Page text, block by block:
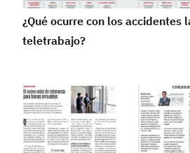
¿Qué ocurre con los accidentes
teletrabajo?